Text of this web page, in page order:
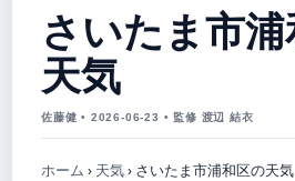
さいたま市
天気
佐藤健 • 2026-06-23 • 監修 渡辺 結衣
ホーム › 天気› さいたま市浦和区の天気